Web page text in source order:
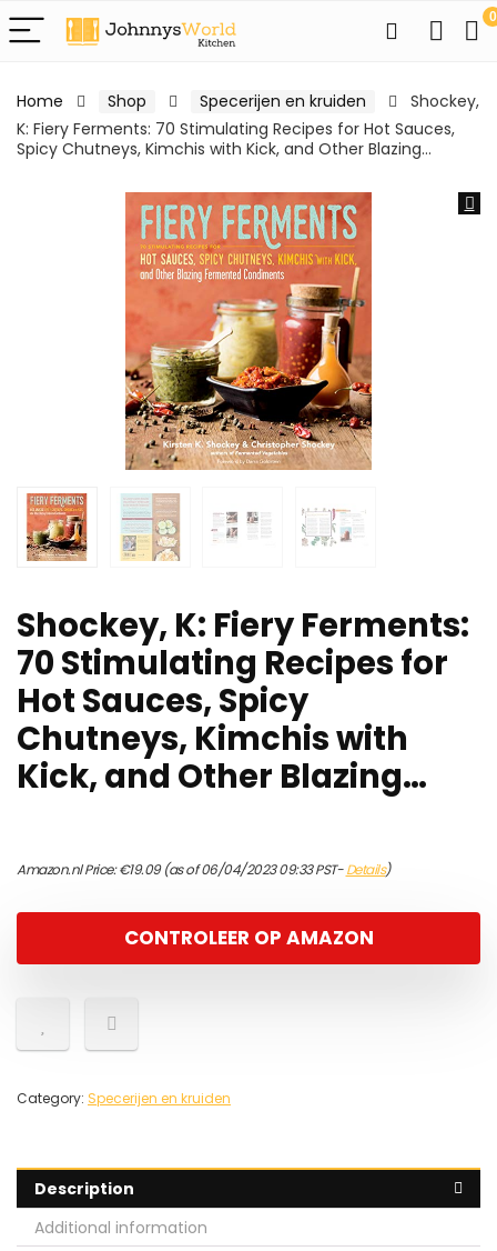
0
Home Shop Specerijen en kruiden
Shockey,
K: Fiery Ferments: 70 Stimulating Recipes for Hot Sauces,
Spicy Chutneys, Kimchis with Kick, and Other Blazing…
Shockey, K: Fiery Ferments:
70 Stimulating Recipes for
Hot Sauces, Spicy
Chutneys, Kimchis with
Kick, and Other Blazing…
Amazon.nl Price:€19.09(as of 06/04/2023 09:33 PST-Details)
CONTROLEER OP AMAZON
Category: Specerijen en kruiden
Description
Additional information